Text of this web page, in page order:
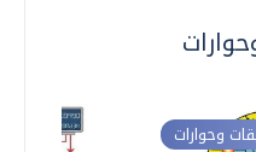
وحوارات